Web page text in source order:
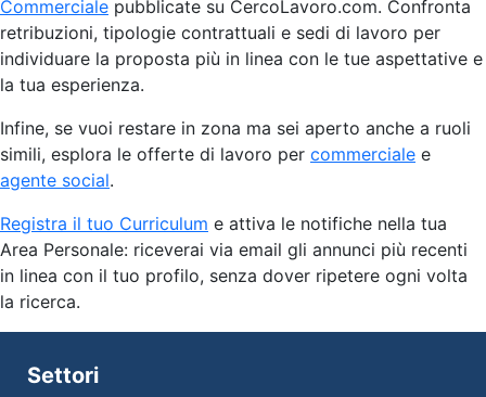
Commerciale pubblicate su CercoLavoro.com. Confronta
retribuzioni, tipologie contrattuali e sedi di lavoro per
individuare la proposta più in linea con le tue aspettative e
la tua esperienza.
Infine, se vuoi restare in zona ma sei aperto anche a ruoli
simili, esplora le offerte di lavoro per commerciale e
agente social.
Registra il tuo Curriculum e attiva le notifiche nella tua
Area Personale: riceverai via email gli annunci più recenti
in linea con il tuo profilo, senza dover ripetere ogni volta
la ricerca.
Settori